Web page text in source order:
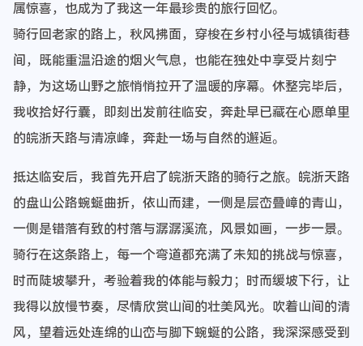
属惊喜，也成为了我这一年最珍贵的旅行回忆。
骑行回老家的路上，秋风拂面，穿梭在乡村小径与城镇街巷
间，既能重温沿途的烟火气息，也能在独处中享受片刻宁
静，为这场山野之旅悄悄拉开了温暖的序幕。休整完毕后，
我收拾好行囊，即刻出发前往临安，奔赴早已藏在心愿单里
的皖浙天路与清凉峰，奔赴一场与自然的邂逅。
抵达临安后，我首先开启了皖浙天路的骑行之旅。皖浙天路
的盘山公路蜿蜒曲折，依山而建，一侧是层峦叠嶂的青山，
一侧是错落有致的村落与潺潺溪流，风景如画，一步一景。
骑行在这条路上，每一个弯道都充满了未知的挑战与惊喜，
时而陡坡攀升，考验着我的体能与毅力；时而缓坡下行，让
我得以放慢节奏，尽情欣赏山间的壮美风光。吹着山间的清
风，望着远处连绵的山峦与脚下蜿蜒的公路，我深深感受到